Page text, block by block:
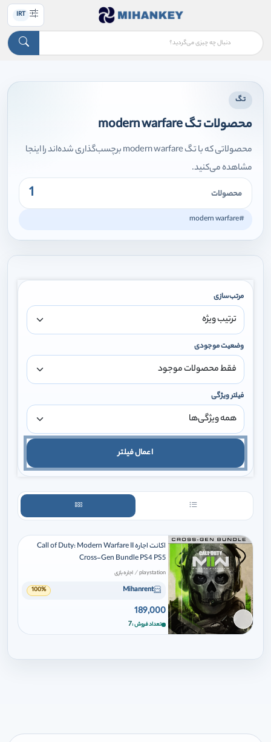
IRT
تگ
محصولات تگ modern warfare
محصولاتی که با تگ modern warfare برچسب‌گذاری شده‌اند را اینجا
مشاهده می‌کنید.
محصولات 1
#modern warfare
مرتب‌سازی
وضعیت موجودی
فیلتر ویژگی
اعمال فیلتر
برای افزودن وارد شوید
اکانت اجاره Call of Duty: Modern Warfare II
Cross-Gen Bundle PS4 PS5
playstation
/ اجاره بازی
Mihanrent
100%
189,000
تعداد فروش 7